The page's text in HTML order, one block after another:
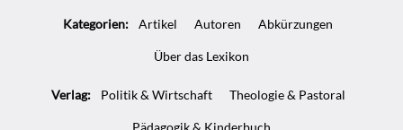
InfosKategorien: Artikel Autoren Abkürzungen
Über das Lexikon
Verlag: Politik & Wirtschaft Theologie & Pastoral